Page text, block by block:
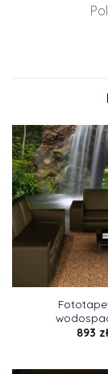
893 zł